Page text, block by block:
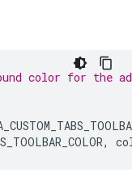
color for the
,